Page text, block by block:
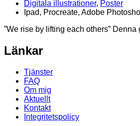
Digitala illustrationer, Poster
Ipad, Procreate, Adobe
”We rise by lifting each others”
Länkar
Tjänster
FAQ
Om mig
Aktuellt
Kontakt
Integritetspolicy